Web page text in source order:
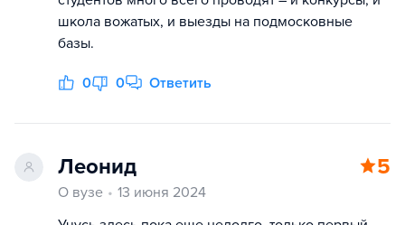
школа вожатых, и выезды на подмосковные
базы.
0 0 Ответить
Леонид 5
О вузе
13 июня 2024